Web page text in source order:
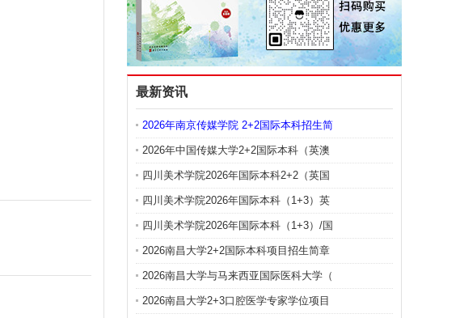
最新资讯
2026年南京传媒学院 2+2国际本科招生简
2026年中国传媒大学2+2国际本科（英澳
四川美术学院2026年国际本科2+2（英国
四川美术学院2026年国际本科（1+3）英
四川美术学院2026年国际本科（1+3）/国
2026南昌大学2+2国际本科项目招生简章
2026南昌大学与马来西亚国际医科大学（
2026南昌大学2+3口腔医学专家学位项目